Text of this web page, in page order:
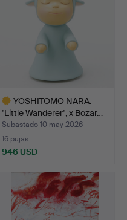
YOSHITOMO NARA.
"Little Wanderer", x Bozar…
Subastado 10 may 2026
16 pujas
946 USD
seleccionado